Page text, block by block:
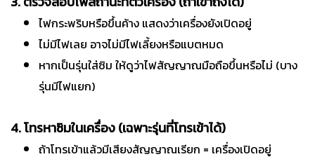
ไฟกระพริบหรือขึ้นค้าง แสดงว่าเครื่องยังเปิดอยู่
ไม่มีไฟเลย อาจไม่มีไฟเลี้ยงหรือแบตหมด
หากเป็นรุ่นใส่ซิม ให้ดูว่าไฟสัญญาณมือถือขึ้นหรือไม่ (บาง
รุ่นมีไฟแยก)
4. โทรหาซิมในเครื่อง (เฉพาะรุ่นที่โทรเข้าได้)
ถ้าโทรเข้าแล้วมีเสียงสัญญาณเรียก = เครื่องเปิดอยู่